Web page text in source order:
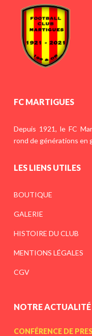
FC MARTIGUES
Depuis 1921, le FC
rond de générations en
LES LIENS UTILES
BOUTIQUE
GALERIE
HISTOIRE DU CLUB
MENTIONS LÉGALES
CGV
NOTRE ACTUALITÉ
CONFÉRENCE DE